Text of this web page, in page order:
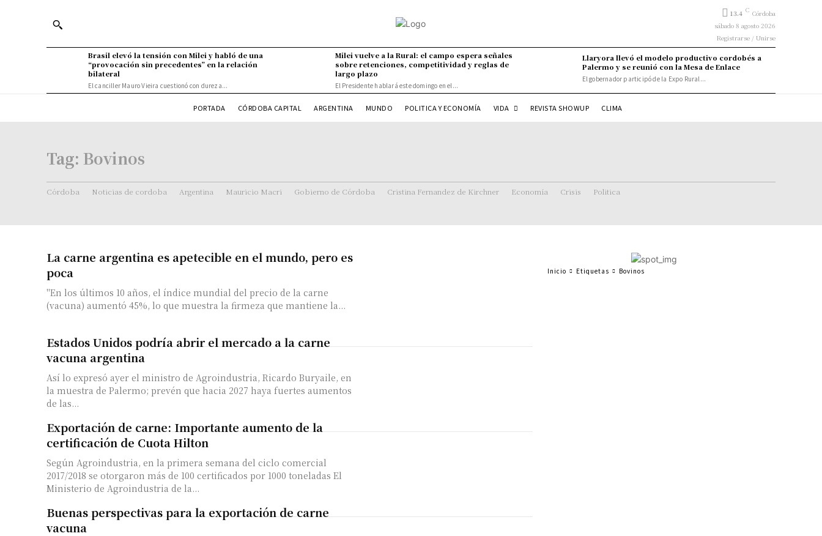
13.4 C Córdoba
sábado 8 agosto 2026
Registrarse / Unirse
Brasil elevó la tensión con Milei y habló de una
“provocación sin precedentes” en la relación
bilateral
El canciller Mauro Vieira cuestionó con dureza...
Milei vuelve a la Rural: el campo espera señales
sobre retenciones, competitividad y reglas de
largo plazo
El Presidente hablará este domingo en el...
Llaryora llevó el modelo productivo cordobés a
Palermo y se reunió con la Mesa de Enlace
El gobernador participó de la Expo Rural...
PORTADA CÓRDOBA CAPITAL ARGENTINA MUNDO POLITICA Y ECONOMÍA VIDA REVISTA SHOWUP CLIMA
Tag: Bovinos
Córdoba Noticias de cordoba Argentina Mauricio Macri Gobierno de Córdoba Cristina Fernandez de Kirchner Economía Crisis Politica
La carne argentina es apetecible en el mundo, pero es
poca
"En los últimos 10 años, el índice mundial del precio de la carne
(vacuna) aumentó 45%, lo que muestra la firmeza que mantiene la...
Estados Unidos podría abrir el mercado a la carne
vacuna argentina
Así lo expresó ayer el ministro de Agroindustria, Ricardo Buryaile, en
la muestra de Palermo; prevén que hacia 2027 haya fuertes aumentos
de las...
Exportación de carne: Importante aumento de la
certificación de Cuota Hilton
Según Agroindustria, en la primera semana del ciclo comercial
2017/2018 se otorgaron más de 100 certificados por 1000 toneladas El
Ministerio de Agroindustria de la...
Buenas perspectivas para la exportación de carne
vacuna
Inicio Etiquetas Bovinos